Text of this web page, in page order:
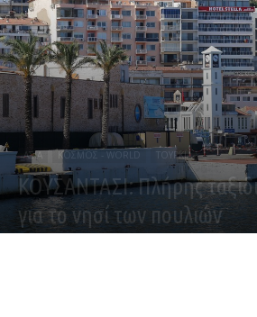
ΑΣΙΑ ΚΟΣΜΟΣ - WORLD ΤΟΥΡΚΙΑ
ΚΟΥΣΑΝΤΑΣΙ: Πλήρης
για το νησί των πουλιών